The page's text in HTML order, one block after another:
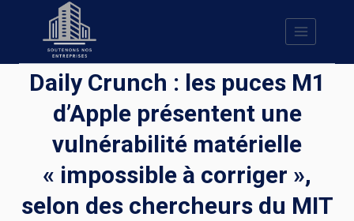
Daily Crunch : les puces M1
d’Apple présentent une
vulnérabilité matérielle
« impossible à corriger »,
selon des chercheurs du MIT